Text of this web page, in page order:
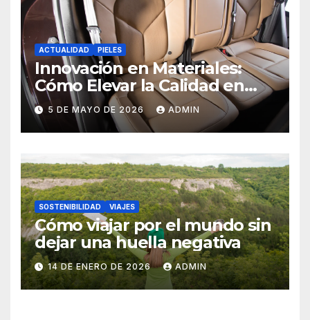
ACTUALIDAD PIELES
Innovación en Materiales:
Cómo Elevar la Calidad en
Accesorios y Ambientes de
Exterior
5 DE MAYO DE 2026 ADMIN
SOSTENIBILIDAD VIAJES
Cómo viajar por el mundo sin
dejar una huella negativa
14 DE ENERO DE 2026 ADMIN